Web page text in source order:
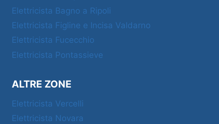
Elettricista Bagno a Ripoli
Elettricista Figline e Incisa Valdarno
Elettricista Fucecchio
Elettricista Pontassieve
ALTRE ZONE
Elettricista Vercelli
Elettricista Novara